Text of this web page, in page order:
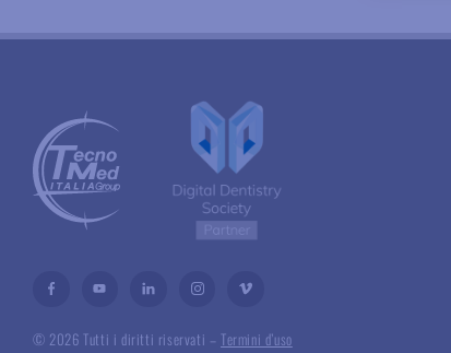
© 2026 Tutti i diritti riservati – Termini d’uso